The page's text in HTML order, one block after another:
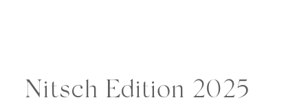
Nitsch Edition 2025